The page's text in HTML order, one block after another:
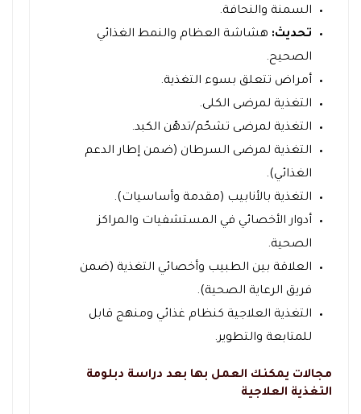
السمنة والنحافة.
تحديث: هشاشة العظام والنمط الغذائي
الصحيح.
أمراض تتعلق بسوء التغذية.
التغذية لمرضى الكلى.
التغذية لمرضى تشحّم/تدهّن الكبد.
التغذية لمرضى السرطان (ضمن إطار الدعم
الغذائي).
التغذية بالأنابيب (مقدمة وأساسيات).
أدوار الأخصائي في المستشفيات والمراكز
الصحية.
العلاقة بين الطبيب وأخصائي التغذية (ضمن
فريق الرعاية الصحية).
التغذية العلاجية كنظام غذائي ومنهج قابل
للمتابعة والتطوير.
مجالات يمكنك العمل بها بعد دراسة دبلومة
التغذية العلاجية